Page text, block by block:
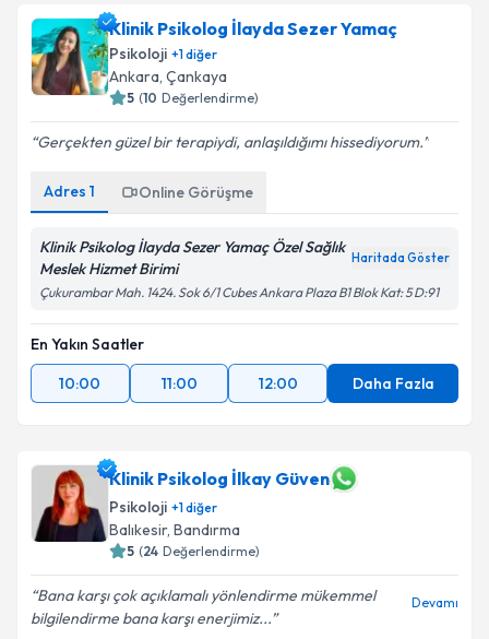
Klinik Psikolog İlayda Sezer Yamaç
Psikoloji +1diğer
Ankara, Çankaya
5 (10 Değerlendirme)
Gerçekten güzel bir terapiydi, anlaşıldığımı hissediyorum.
Adres 1 Online Görüşme
Klinik Psikolog İlayda Sezer Yamaç Özel Sağlık
Meslek Hizmet Birimi
Haritada Göster
Çukurambar Mah. 1424. Sok 6/1 Cubes Ankara Plaza B1 Blok Kat: 5 D:91
En Yakın Saatler
10:00
11:00 12:00 Daha Fazla
Klinik Psikolog İlkay Güven
Psikoloji +1diğer
Balıkesir, Bandırma
5 (24 Değerlendirme)
Bana karşı çok açıklamalı yönlendirme mükemmel
bilgilendirme bana karşı enerjimiz...
Devamı